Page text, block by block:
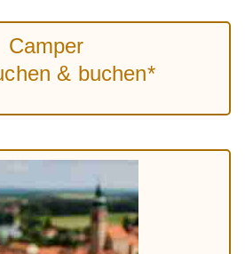
Camper
& buchen*